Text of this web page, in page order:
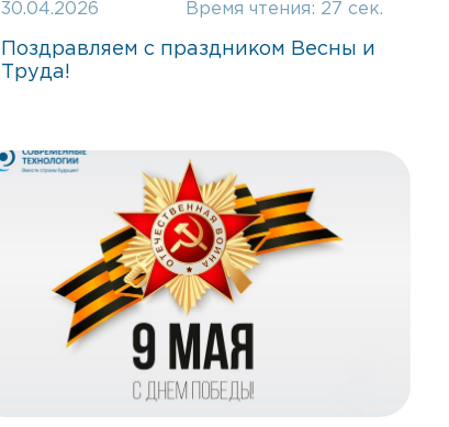
30.04.2026 Время чтения: 27 сек.
Поздравляем с праздником Весны и
Труда!